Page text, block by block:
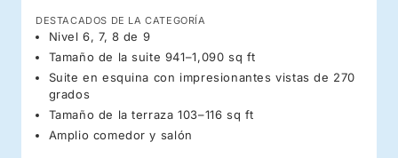
DESTACADOS DE LA CATEGORÍA
Nivel 6, 7, 8 de 9
Tamaño de la suite 941–1,090 sq ft
Suite en esquina con impresionantes vistas de 270
grados
Tamaño de la terraza 103–116 sq ft
Amplio comedor y salón